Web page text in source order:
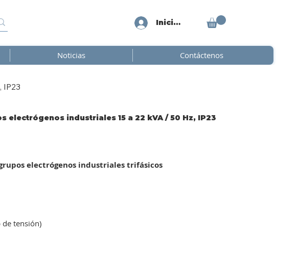
Iniciar sesión
Noticias Contáctenos
IP23
industriales 15 a 22 kVA / 50 Hz, IP23
electrógenos industriales trifásicos
de tensión)